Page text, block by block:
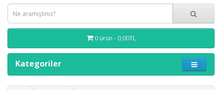
0 ürün - 0,00TL
Kategoriler